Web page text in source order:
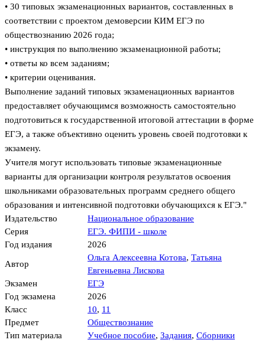
• 30 типовых экзаменационных вариантов, составленных в
соответствии с проектом демоверсии КИМ ЕГЭ по
обществознанию 2026 года;
• инструкция по выполнению экзаменационной работы;
• ответы ко всем заданиям;
• критерии оценивания.
Выполнение заданий типовых экзаменационных вариантов
предоставляет обучающимся возможность самостоятельно
подготовиться к государственной итоговой аттестации в форме
ЕГЭ, а также объективно оценить уровень своей подготовки к
экзамену.
Учителя могут использовать типовые экзаменационные
варианты для организации контроля результатов освоения
школьниками образовательных программ среднего общего
образования и интенсивной подготовки обучающихся к ЕГЭ."
Издательство
Национальное образование
Серия
ЕГЭ. ФИПИ - школе
Год издания
2026
Автор
Ольга Алексеевна Котова, Татьяна
Евгеньевна Лискова
Экзамен
ЕГЭ
Год экзамена
2026
Класс
10, 11
Предмет
Обществознание
Тип материала
Учебное пособие, Задания, Сборники